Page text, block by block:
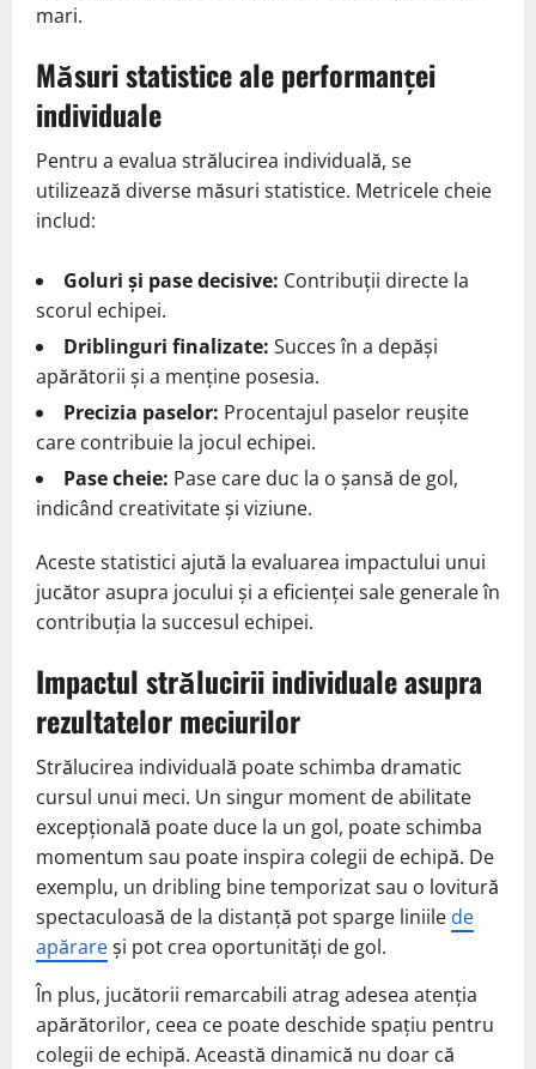
mari.
Măsuri statistice ale performanței
individuale
Pentru a evalua strălucirea individuală, se
utilizează diverse măsuri statistice. Metricele cheie
includ:
Goluri și pase decisive: Contribuții directe la
scorul echipei.
Driblinguri finalizate: Succes în a depăși
apărătorii și a menține posesia.
Precizia paselor: Procentajul paselor reușite
care contribuie la jocul echipei.
Pase cheie: Pase care duc la o șansă de gol,
indicând creativitate și viziune.
Aceste statistici ajută la evaluarea impactului unui
jucător asupra jocului și a eficienței sale generale în
contribuția la succesul echipei.
Impactul strălucirii individuale asupra
rezultatelor meciurilor
Strălucirea individuală poate schimba dramatic
cursul unui meci. Un singur moment de abilitate
excepțională poate duce la un gol, poate schimba
momentum sau poate inspira colegii de echipă. De
exemplu, un dribling bine temporizat sau o lovitură
spectaculoasă de la distanță pot sparge liniile de
apărareși pot crea oportunități de gol.
În plus, jucătorii remarcabili atrag adesea atenția
apărătorilor, ceea ce poate deschide spațiu pentru
colegii de echipă. Această dinamică nu doar că